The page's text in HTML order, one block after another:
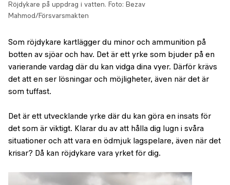
Röjdykare på uppdrag i vatten. Foto: Bezav
Mahmod/Försvarsmakten
Som röjdykare kartlägger du minor och ammunition på
botten av sjöar och hav. Det är ett yrke som bjuder på en
varierande vardag där du kan vidga dina vyer. Därför krävs
det att en ser lösningar och möjligheter, även när det är
som tuffast.
Det är ett utvecklande yrke där du kan göra en insats för
det som är viktigt. Klarar du av att hålla dig lugn i svåra
situationer och att vara en ödmjuk lagspelare, även när det
krisar? Då kan röjdykare vara yrket för dig.